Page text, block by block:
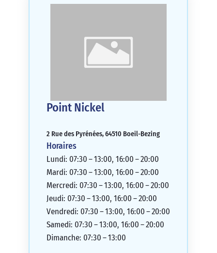
Point Nickel
2 Rue des Pyrénées, 64510 Boeil-Bezing
Horaires
Lundi: 07:30 – 13:00, 16:00 – 20:00
Mardi: 07:30 – 13:00, 16:00 – 20:00
Mercredi: 07:30 – 13:00, 16:00 – 20:00
Jeudi: 07:30 – 13:00, 16:00 – 20:00
Vendredi: 07:30 – 13:00, 16:00 – 20:00
Samedi: 07:30 – 13:00, 16:00 – 20:00
Dimanche: 07:30 – 13:00